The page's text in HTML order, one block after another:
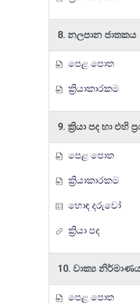
8. නලපාන ජාතකය
පෙළ පොත
ක්‍රියාකාරකම
9. ක්‍රියා පද හා එහි
පෙළ පොත
ක්‍රියාකාරකම
හොඳ දරුවෝ
ක්‍රියා පද
10. වාක්‍ය
පෙළ පොත